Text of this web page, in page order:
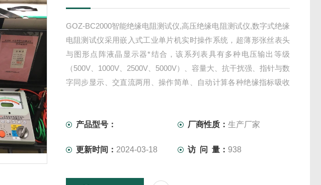
GOZ-BC2000智能绝缘电阻测试仪,高压绝缘电阻测试仪,数字式绝缘
电阻测试仪采用嵌入式工业单片机实时操作系统，超薄形张丝表头
与图形点阵液晶显示器*结合，该系列表具有多种电压输出等级
（500V、1000V、2500V、5000V）、容量大、抗干扰强、指针与数
字同步显示、交直流两用、操作简单、自动计算各种绝缘指标吸收
产品型号： 厂商性质：生产厂家
更新时间： 2024-03-18 访 问 量： 938